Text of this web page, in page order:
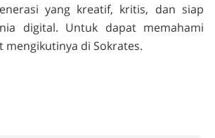
yang kreatif, kritis, dan siap
digital. Untuk dapat memahami
mengikutinya di Sokrates.